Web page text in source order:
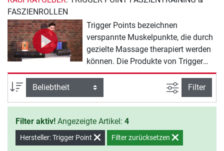
FASZIENROLLEN
Trigger Points bezeichnen
verspannte Muskelpunkte, die durch
gezielte Massage therapiert werden
können. Die Produkte von Trigger
Point bestehen aus einem
patentierten Schaumstoffgemisch,
welches nach wenigen Sekunden die
Form verändert und nach der
Nutzung in den ursprünglichen
Zustand zurückkehrt. Durch die
Vielzahl an unterschiedlichen
Sortierung Ansicht
Filter
Filter aktiv! Angezeigte Artikel: 4
Hersteller: Trigger Point Filter zurücksetzen